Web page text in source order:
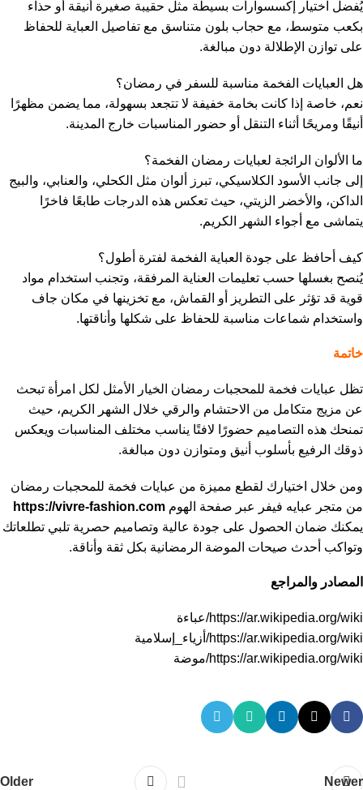
يُفضل اختيار إكسسوارات بسيطة مثل حقيبة صغيرة أنيقة أو حذاء
بكعب متوسط، مع حجاب بلون متناسق مع تفاصيل العباية للحفاظ
على توازن الإطلالة دون مبالغة.
هل العبايات الفخمة مناسبة للسفر في رمضان؟
نعم، خاصة إذا كانت بخامة خفيفة لا تتجعد بسهولة، مما يضمن مظهرًا
أنيقًا ومريحًا أثناء التنقل أو حضور المناسبات خارج المدينة.
ما الألوان الرائجة لعبايات رمضان الفخمة؟
إلى جانب الأسود الكلاسيكي، تبرز ألوان مثل الكحلي، والعنابي، والبيج
الداكن، والأخضر الزيتي، حيث تعكس هذه الدرجات طابعًا فاخرًا
يتماشى مع أجواء الشهر الكريم.
كيف أحافظ على جودة العباية الفخمة لفترة أطول؟
يُنصح بغسلها حسب تعليمات العناية المرفقة، وتجنب استخدام مواد
قوية قد تؤثر على التطريز أو القماش، مع تخزينها في مكان جاف
واستخدام شماعات مناسبة للحفاظ على شكلها وأناقتها.
خاتمة
تظل عبايات فخمة للمحجبات رمضان الخيار الأمثل لكل امرأة تبحث
عن مزيج متكامل من الاحتشام والرقي خلال الشهر الكريم، حيث
تمنحك هذه التصاميم حضورًا لافتًا يناسب مختلف المناسبات ويعكس
ذوقك الرفيع بأسلوب أنيق ومتوازن دون مبالغة.
ومن خلال اختيارك لقطع مميزة من عبايات فخمة للمحجبات رمضان
من متجر عبايه فيفر عبر صفحة الهوم https://vivre-fashion.com
يمكنك ضمان الحصول على جودة عالية وتصاميم حصرية تلبي تطلعاتك
وتواكب أحدث صيحات الموضة الرمضانية بكل ثقة وأناقة.
المصادر والمراجع
https://ar.wikipedia.org/wiki/عباءة
https://ar.wikipedia.org/wiki/أزياء_إسلامية
https://ar.wikipedia.org/wiki/موضة
Newer
Older